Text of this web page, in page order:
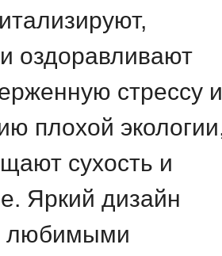
оздоравливают
стрессу и
плохой
сухость и
Яркий дизайн
любимыми